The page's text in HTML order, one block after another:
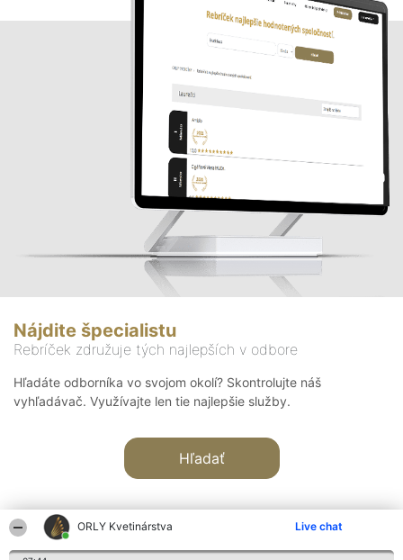
ORLY Kvetinárstva Live chat
Nájdite špecialistu
Rebríček združuje tých najlepších v odbore
Hľadáte odborníka vo svojom okolí? Skontrolujte náš
vyhľadávač. Využívajte len tie najlepšie služby.
Hľadať